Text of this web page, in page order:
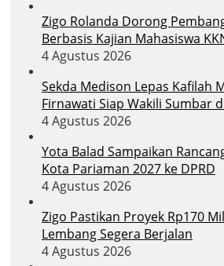
Zigo Rolanda Dorong
Berbasis Kajian Mahasiswa
4 Agustus 2026
Sekda Medison Lepas Kafilah
Firnawati Siap Wakili Sumbar
4 Agustus 2026
Yota Balad Sampaikan
Kota Pariaman 2027 ke DPRD
4 Agustus 2026
Zigo Pastikan Proyek Rp170
Lembang Segera Berjalan
4 Agustus 2026